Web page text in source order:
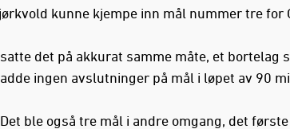
kunne kjempe inn mål nummer tre for
det på akkurat samme måte, et bortelag
ingen avslutninger på mål i løpet av 90
Det ble også tre mål i andre omgang, det